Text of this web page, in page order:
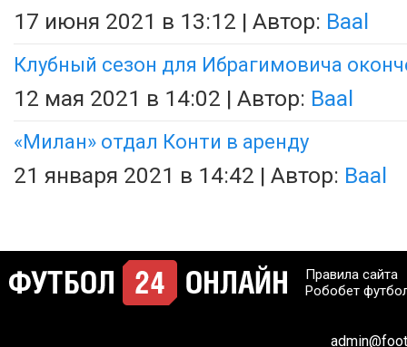
17 июня 2021 в 13:12 | Автор: Baal
Клубный сезон для Ибрагимовича
12 мая 2021 в 14:02 | Автор: Baal
«Милан» отдал Конти в аренду
21 января 2021 в 14:42 | Автор: Baal
Правила сайта
Робобет